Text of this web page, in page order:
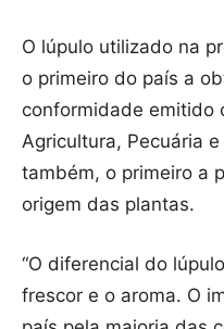
O lúpulo utilizado na
o primeiro do país a
conformidade emitido
Agricultura, Pecuária
também, o primeiro a
origem das plantas.
“O diferencial do
frescor e o aroma. O